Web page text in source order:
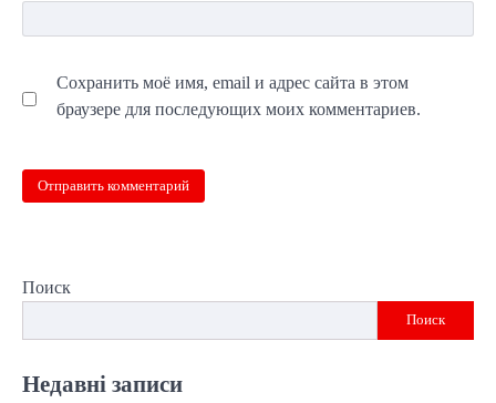
Сохранить моё имя, email и адрес сайта в этом
браузере для последующих моих комментариев.
Поиск
Поиск
Недавні записи